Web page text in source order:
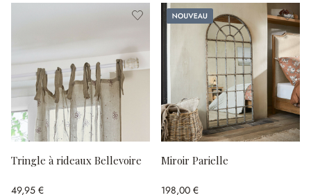
Tringle à rideaux Bellevoire
49,95 €
Nouveau
Miroir Parielle
198,00 €